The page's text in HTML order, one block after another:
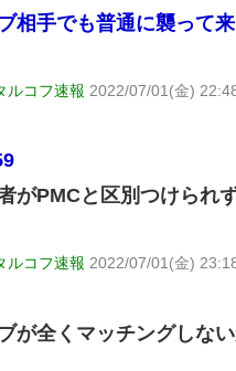
相手でも普通に襲って
ルコフ速報 2022/07/01(金)
がPMCと区別つけられ
ルコフ速報 2022/07/01(金)
が全くマッチングしな